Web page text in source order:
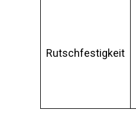
Rutschfestigkeit